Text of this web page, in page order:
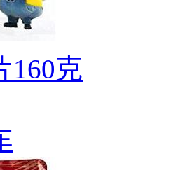
160克